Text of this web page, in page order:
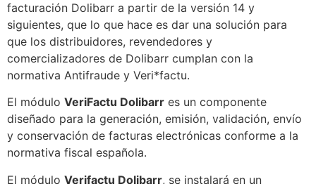
facturación Dolibarr a partir de la versión 14 y
siguientes, que lo que hace es dar una solución para
que los distribuidores, revendedores y
comercializadores de Dolibarr cumplan con la
normativa Antifraude y Veri*factu.
El módulo VeriFactu Dolibarr es un componente
diseñado para la generación, emisión, validación, envío
y conservación de facturas electrónicas conforme a la
normativa fiscal española.
El módulo Verifactu Dolibarr, se instalará en un